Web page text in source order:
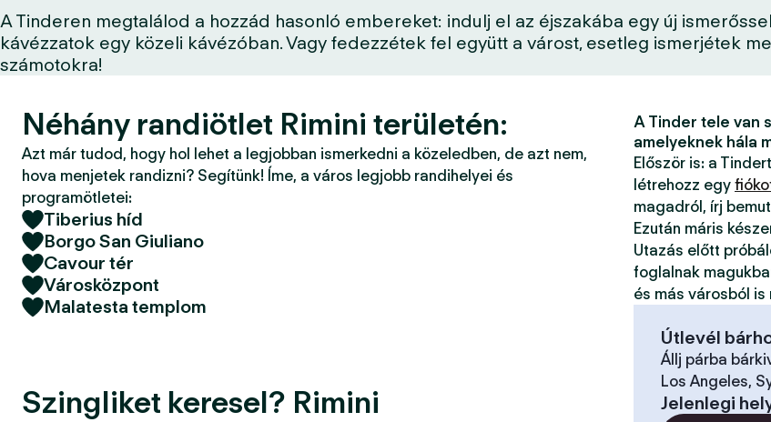
a
l
A Tinderen megtalálod a hozzád hasonló embereket: indulj el az éjszakába egy új
kávézzatok egy közeli kávézóban. Vagy fedezzétek fel együtt a várost, esetleg ismerjétek
számotokra!
Néhány randiötlet Rimini területén:
Azt már tudod, hogy hol lehet a legjobban ismerkedni a közeledben, de azt nem,
hova menjetek randizni? Segítünk! Íme, a város legjobb randihelyei és
programötletei:
Tiberius híd
Borgo San Giuliano
Cavour tér
Városközpont
Malatesta templom
Szingliket keresel? Rimini
A Tinder tele van
amelyeknek hála
Először is: a
létrehozz egy
magadról, írj
Ezután máris
Utazás előtt
foglalnak
és más városból
Útlevél
Állj párba
Los Angeles,
Jelenlegi